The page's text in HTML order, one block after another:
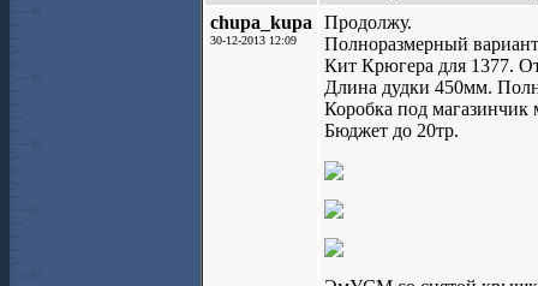
chupa_kupa
30-12-2013 12:09
Продолжу.
Полноразмерный
Кит Крюгера для 1377.
Длина дудки 450мм.
Коробка под магазинчик
Бюджет до 20тр.